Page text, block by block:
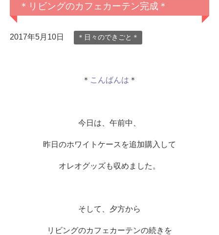
＊リビングのカフェカーテン完成＊
2017年5月10日 ＊日々のできごと＊
＊ こんばんは ＊
今日は、午前中、
昨日のホワイトケースを追加購入して
オレオグッズも収めました。
そして、夕方から
リビングのカフェカーテンの続きを